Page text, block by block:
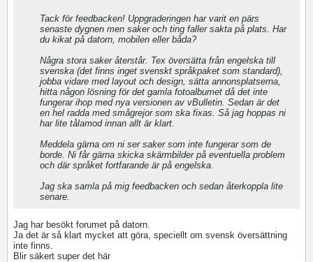
Tack för feedbacken! Uppgraderingen har varit en pärs
senaste dygnen men saker och ting faller sakta på plats. Har
du kikat på datorn, mobilen eller båda?
Några stora saker återstår. Tex översätta från engelska till
svenska (det finns inget svenskt språkpaket som standard),
jobba vidare med layout och design, sätta annonsplatserna,
hitta någon lösning för det gamla fotoalbumet då det inte
fungerar ihop med nya versionen av vBulletin. Sedan är det
en hel radda med smågrejor som ska fixas. Så jag hoppas ni
har lite tålamod innan allt är klart.
Meddela gärna om ni ser saker som inte fungerar som de
borde. Ni får gärna skicka skärmbilder på eventuella problem
och där språket fortfarande är på engelska.
Jag ska samla på mig feedbacken och sedan återkoppla lite
senare.
Jag har besökt forumet på datorn.
Ja det är så klart mycket att göra, speciellt om svensk översättning
inte finns.
Blir säkert super det här